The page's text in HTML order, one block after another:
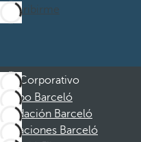
Suscribirme
Corporativo
Grupo Barceló
Fundación Barceló
Vacaciones Barceló